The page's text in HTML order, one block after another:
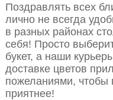
Поздравлять всех
лично не всегда
в разных районах
себя! Просто
букет, а наши
доставке цветов
пожеланиями,
приятнее!